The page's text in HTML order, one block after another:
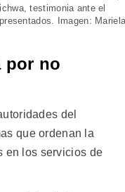
testimonia ante el
Imagen:
por no
del
que ordenan la
en los servicios de